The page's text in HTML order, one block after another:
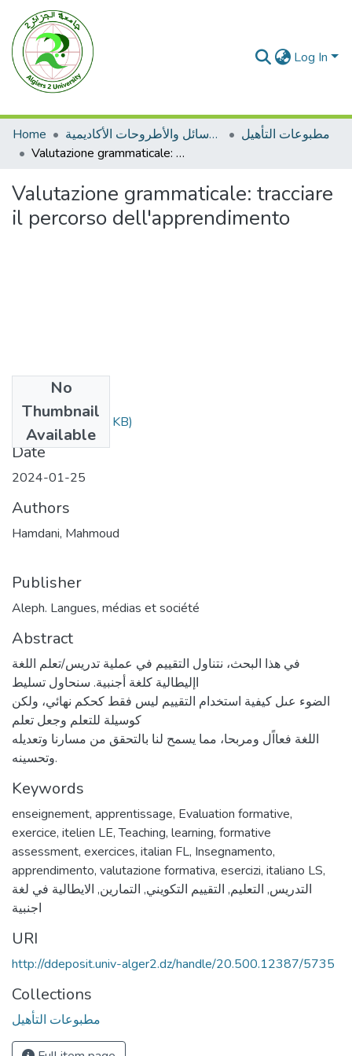
Log In
Home الرسائل والأطروحات الأكاديمية
مطبوعات التأهيل
Valutazione grammaticale: tracciare il percorso dell'apprendimento
Valutazione grammaticale: tracciare
il percorso dell'apprendimento
No
Thumbnail
Available
Article.pdf(472.6 KB)
Date
2024-01-25
Authors
Hamdani, Mahmoud
Publisher
Aleph. Langues, médias et société
Abstract
في هذا البحث، نتناول التقييم في عملية تدريس/تعلم اللغة
اإليطالية كلغة أجنبية. سنحاول تسليط
الضوء عىل كيفية استخدام التقييم ليس فقط كحكم نهائي، ولكن
كوسيلة للتعلم وجعل تعلم
اللغة فعااًل ومربحا، مما يسمح لنا بالتحقق من مسارنا وتعديله
وتحسينه.
Keywords
enseignement, apprentissage, Evaluation formative,
exercice, itelien LE,Teaching, learning, formative
assessment, exercices, italian FL, Insegnamento,
apprendimento, valutazione formativa, esercizi, italiano LS,
التدريس, التعليم, التقييم التكويني, التمارين, الايطالية في لغة
اجنبية
URI
http://ddeposit.univ-alger2.dz/handle/20.500.12387/5735
Collections
مطبوعات التأهيل